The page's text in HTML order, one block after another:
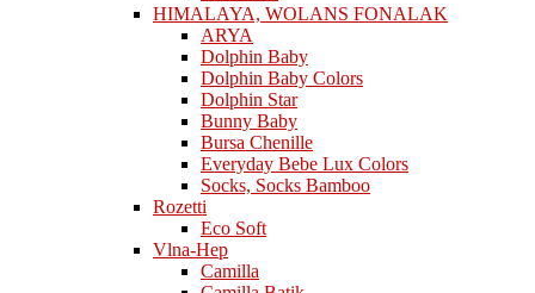
HIMALAYA, WOLANS FONALAK
ARYA
Dolphin Baby
Dolphin Baby Colors
Dolphin Star
Bunny Baby
Bursa Chenille
Everyday Bebe Lux Colors
Socks, Socks Bamboo
Rozetti
Eco Soft
Vlna-Hep
Camilla